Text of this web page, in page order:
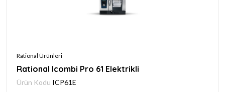
Rational Ürünleri
Rational Icombi Pro 61 Elektrikli
Ürün Kodu ICP61E